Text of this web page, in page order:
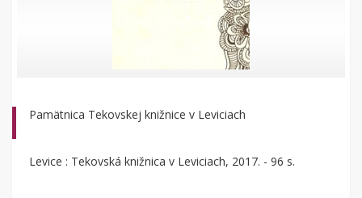
Pamätnica Tekovskej knižnice v Leviciach
Levice : Tekovská knižnica v Leviciach, 2017. - 96 s.